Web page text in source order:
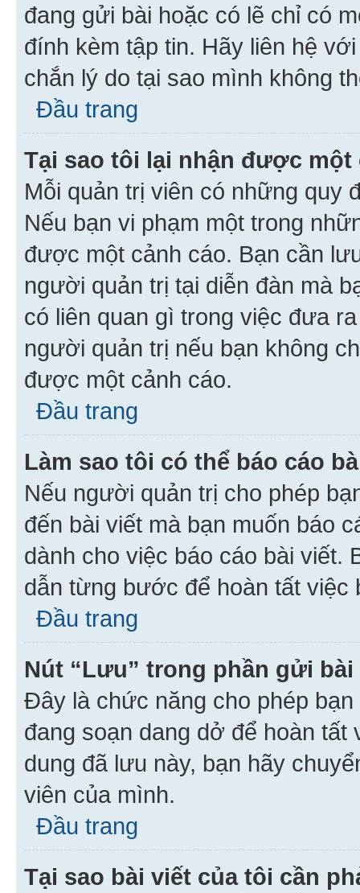
đang gửi bài hoặc có lẽ chỉ có
đính kèm tập tin. Hãy liên hệ
chắn lý do tại sao mình không
Đầu trang
Tại sao tôi lại nhận được một
Mỗi quản trị viên có những quy
Nếu bạn vi phạm một trong
được một cảnh cáo. Bạn cần
người quản trị tại diễn đàn mà
có liên quan gì trong việc đưa
người quản trị nếu bạn không
được một cảnh cáo.
Đầu trang
Làm sao tôi có thể báo cáo
Nếu người quản trị cho phép
đến bài viết mà bạn muốn báo
dành cho việc báo cáo bài viết.
dẫn từng bước để hoàn tất việc
Đầu trang
Nút “Lưu” trong phần gửi
Đây là chức năng cho phép
đang soạn dang dở để hoàn
dung đã lưu này, bạn hãy
viên của mình.
Đầu trang
Tại sao bài viết của tôi cần